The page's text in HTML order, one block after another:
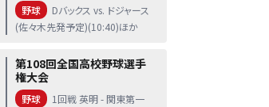
野球
Dバックス vs. ドジャース
(佐々木先発予定)(10:40)ほか
第108回全国高校野球選手
権大会
野球
1回戦 英明 - 関東第一